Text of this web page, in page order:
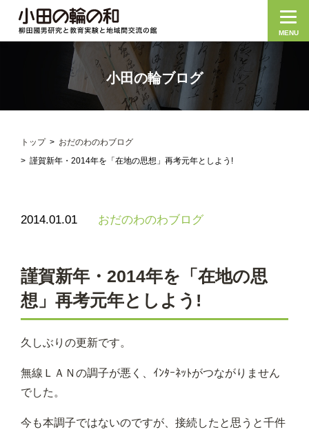
MENU
小田の輪ブログ
トップ
おだのわのわブログ
謹賀新年・2014年を「在地の思想」再考元年としよう!
2014.01.01 おだのわのわブログ
謹賀新年・2014年を「在地の思
想」再考元年としよう!
久しぶりの更新です。
無線ＬＡＮの調子が悪く、ｲﾝﾀｰﾈｯﾄがつながりません
でした。
今も本調子ではないのですが、接続したと思うと千件